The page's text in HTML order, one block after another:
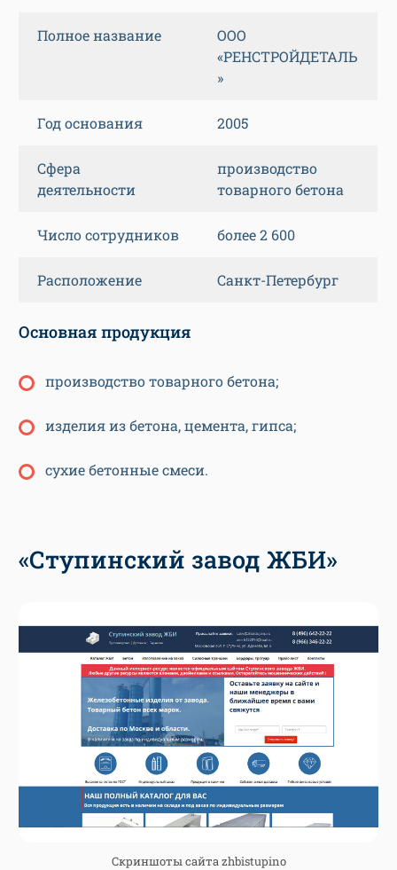
Полное название
ООО
«РЕНСТРОЙДЕТАЛЬ
»
Год основания 2005
Сфера
деятельности
производство
товарного бетона
Число сотрудников более 2 600
Расположение Санкт-Петербург
Основная продукция
производство товарного бетона;
изделия из бетона, цемента, гипса;
сухие бетонные смеси.
«Ступинский завод ЖБИ»
Скриншоты сайта zhbistupino